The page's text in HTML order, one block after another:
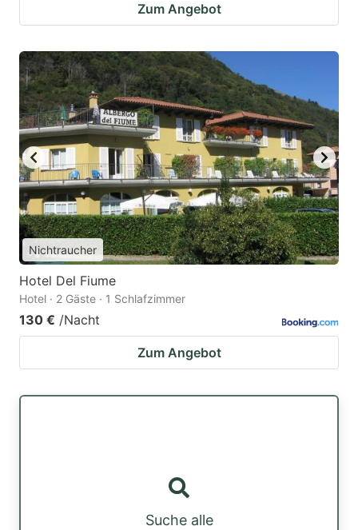
Zum Angebot
Nichtraucher
Hotel Del Fiume
Hotel · 2 Gäste · 1 Schlafzimmer
130 € /Nacht
Zum Angebot
Suche alle